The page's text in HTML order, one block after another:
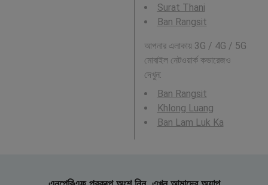
Surat Thani
Ban Rangsit
আপনার এলাকায় 3G / 4G / 5G
মোবাইল নেটওয়ার্ক কভারেজও
দেখুন:
Ban Rangsit
Khlong Luang
Ban Lam Luk Ka